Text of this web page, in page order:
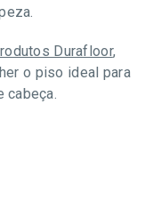
Durafloor,
o piso ideal para
cabeça.